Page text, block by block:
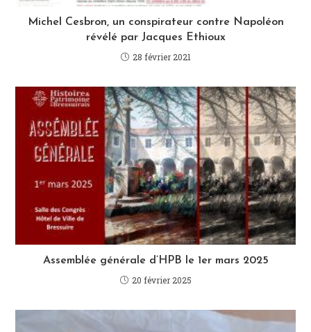
Michel Cesbron, un conspirateur contre Napoléon
révélé par Jacques Ethioux
28 février 2021
Assemblée générale d’HPB le 1er mars 2025
20 février 2025